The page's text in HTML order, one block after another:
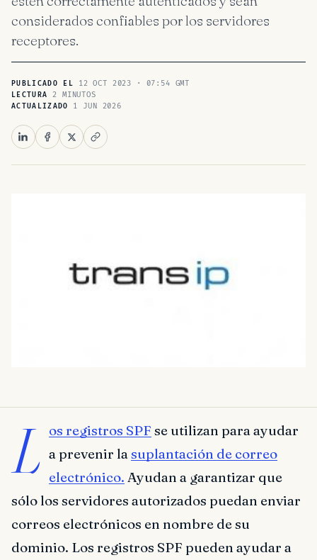
considerados confiables por los servidores
receptores.
PUBLICADO EL 12 OCT 2023 · 07:54 GMT
LECTURA 2 MINUTOS
ACTUALIZADO 1 JUN 2026
L os registros SPF se utilizan para ayudar
a prevenir lasuplantación de correo
electrónico. Ayudan a garantizar que
sólo los servidores autorizados puedan enviar
correos electrónicos en nombre de su
dominio. Los registros SPF pueden ayudar a